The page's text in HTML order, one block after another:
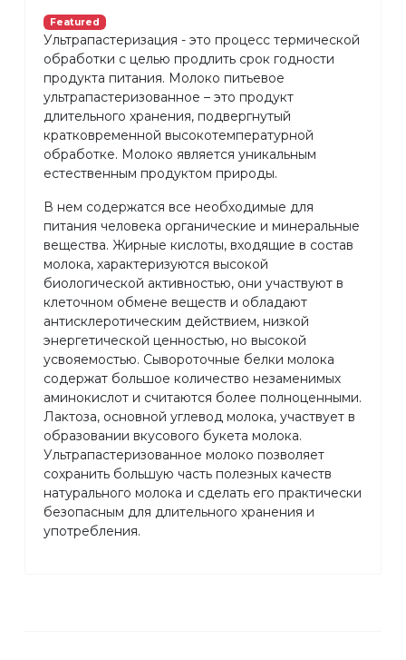
Featured
Ультрапастеризация - это процесс термической
обработки с целью продлить срок годности
продукта питания. Молоко питьевое
ультрапастеризованное – это продукт
длительного хранения, подвергнутый
кратковременной высокотемпературной
обработке. Молоко является уникальным
естественным продуктом природы.
В нем содержатся все необходимые для
питания человека органические и минеральные
вещества. Жирные кислоты, входящие в состав
молока, характеризуются высокой
биологической активностью, они участвуют в
клеточном обмене веществ и обладают
антисклеротическим действием, низкой
энергетической ценностью, но высокой
усвояемостью. Сывороточные белки молока
содержат большое количество незаменимых
аминокислот и считаются более полноценными.
Лактоза, основной углевод молока, участвует в
образовании вкусового букета молока.
Ультрапастеризованное молоко позволяет
сохранить большую часть полезных качеств
натурального молока и сделать его практически
безопасным для длительного хранения и
употребления.